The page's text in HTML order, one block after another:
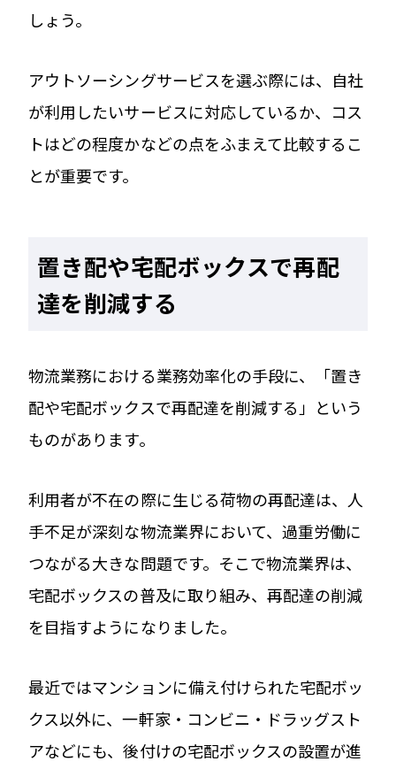
しょう。
アウトソーシングサービスを選ぶ際には、自社
が利用したいサービスに対応しているか、コス
トはどの程度かなどの点をふまえて比較するこ
とが重要です。
置き配や宅配ボックスで再配
達を削減する
物流業務における業務効率化の手段に、「置き
配や宅配ボックスで再配達を削減する」という
ものがあります。
利用者が不在の際に生じる荷物の再配達は、人
手不足が深刻な物流業界において、過重労働に
つながる大きな問題です。そこで物流業界は、
宅配ボックスの普及に取り組み、再配達の削減
を目指すようになりました。
最近ではマンションに備え付けられた宅配ボッ
クス以外に、一軒家・コンビニ・ドラッグスト
アなどにも、後付けの宅配ボックスの設置が進